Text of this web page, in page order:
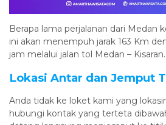
Berapa lama perjalanan dari Medan
ini akan menempuh jarak 163 Km
jam melalui jalan tol Medan – Kisaran.
Lokasi Antar dan Jemput
Anda tidak ke loket kami yang
hubungi kontak yang terteta